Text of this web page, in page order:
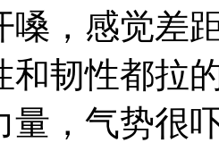
嗓，感觉差
和韧性都拉
量，气势很